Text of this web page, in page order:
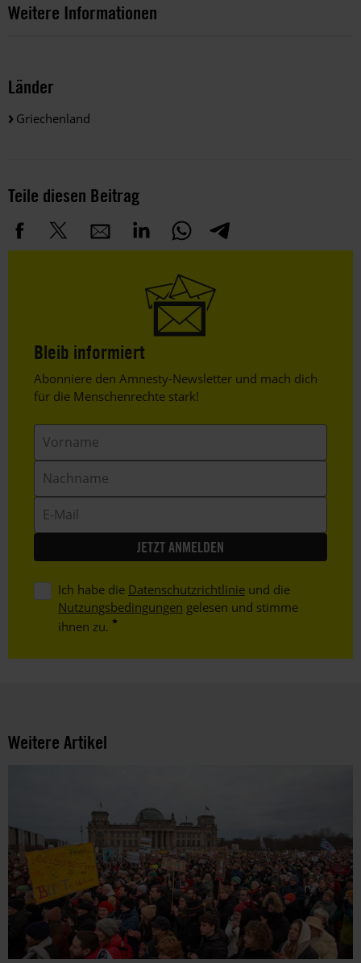
Weitere Informationen
Länder
Griechenland
Teile diesen Beitrag
Bleib informiert
Header
Text
Abonniere den Amnesty-Newsletter und mach dich
für die Menschenrechte stark!
Mail
Ich habe die Datenschutzrichtlinie und die
Nutzungsbedingungen gelesen und stimme
ihnen zu.
Weitere Artikel